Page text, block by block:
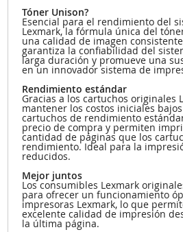
Tóner Unison?
Esencial para el rendimiento del
Lexmark, la fórmula única del
una calidad de imagen
garantiza la confiabilidad del
larga duración y promueve una
en un innovador sistema de
Rendimiento estándar
Gracias a los cartuchos originales
mantener los costos iniciales
cartuchos de rendimiento
precio de compra y permiten
cantidad de páginas que los
rendimiento. Ideal para la
reducidos.
Mejor juntos
Los consumibles Lexmark
para ofrecer un funcionamiento
impresoras Lexmark, lo que
excelente calidad de impresión
la última página.